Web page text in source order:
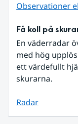
Observationer
Få koll på
En väderradar
med hög
ett värdefullt
skurarna.
Radar